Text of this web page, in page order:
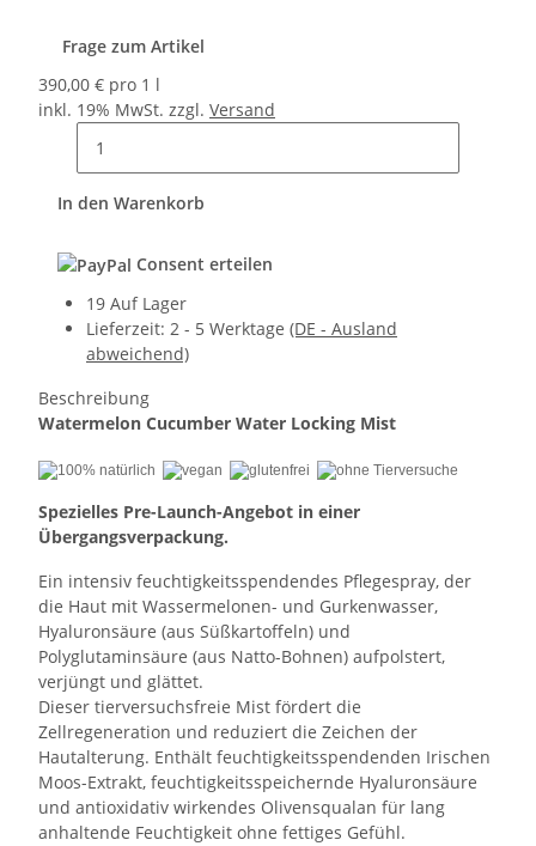
Frage zum Artikel
390,00 € pro 1 l
inkl. 19% MwSt. zzgl. Versand
In den Warenkorb
Consent erteilen
19 Auf Lager
Lieferzeit: 2 - 5 Werktage (DE - Ausland
abweichend)
Beschreibung
Watermelon Cucumber Water Locking Mist
Spezielles Pre-Launch-Angebot in einer
Übergangsverpackung.
Ein intensiv feuchtigkeitsspendendes Pflegespray, der
die Haut mit Wassermelonen- und Gurkenwasser,
Hyaluronsäure (aus Süßkartoffeln) und
Polyglutaminsäure (aus Natto-Bohnen) aufpolstert,
verjüngt und glättet.
Dieser tierversuchsfreie Mist fördert die
Zellregeneration und reduziert die Zeichen der
Hautalterung. Enthält feuchtigkeitsspendenden Irischen
Moos-Extrakt, feuchtigkeitsspeichernde Hyaluronsäure
und antioxidativ wirkendes Olivensqualan für lang
anhaltende Feuchtigkeit ohne fettiges Gefühl.